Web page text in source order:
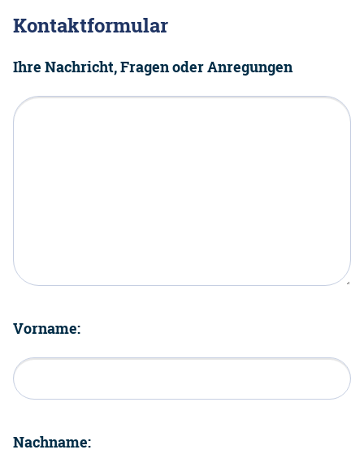
Kontaktformular
Ihre Nachricht, Fragen oder Anregungen
Vorname:
Nachname: